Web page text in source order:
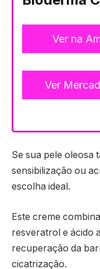
Ver na
Ver
Se sua pele oleosa
sensibilização ou
escolha ideal.
Este creme
resveratrol e ácido
recuperação da
cicatrização.